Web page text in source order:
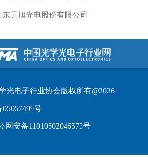
东元旭光电股份有限公司
光电子行业协会版权所有@2026
05057499号
网安备11010502046573号